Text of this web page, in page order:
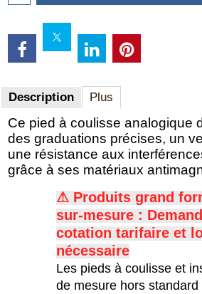
Description Plus
Ce pied à coulisse analogique
des graduations précises, un
une résistance aux
grâce à ses matériaux
⚠ Produits grand
sur-mesure :
cotation tarifaire et
nécessaire
Les pieds à coulisse et
de mesure hors standard